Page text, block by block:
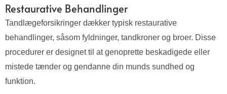
Restaurative Behandlinger
Tandlægeforsikringer dækker typisk restaurative
behandlinger, såsom fyldninger, tandkroner og broer. Disse
procedurer er designet til at genoprette beskadigede eller
mistede tænder og gendanne din munds sundhed og
funktion.